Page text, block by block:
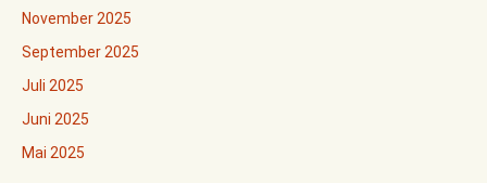
November 2025
September 2025
Juli 2025
Juni 2025
Mai 2025